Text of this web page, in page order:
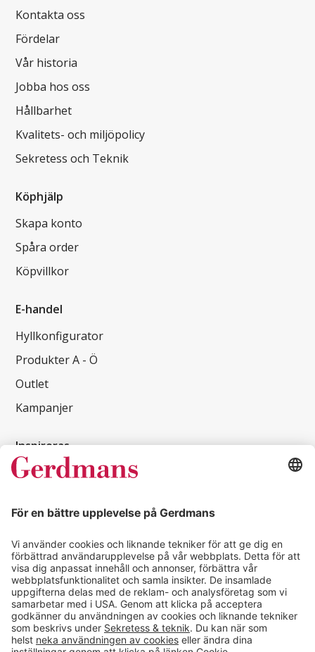
Kontakta oss
Fördelar
Vår historia
Jobba hos oss
Hållbarhet
Kvalitets- och miljöpolicy
Sekretess och Teknik
Köphjälp
Skapa konto
Spåra order
Köpvillkor
E-handel
Hyllkonfigurator
Produkter A - Ö
Outlet
Kampanjer
Inspireras
Kundcase
Läsvärt
Kontakt
info@gerdmans.se
0433-740 80
Kundservice öppettider